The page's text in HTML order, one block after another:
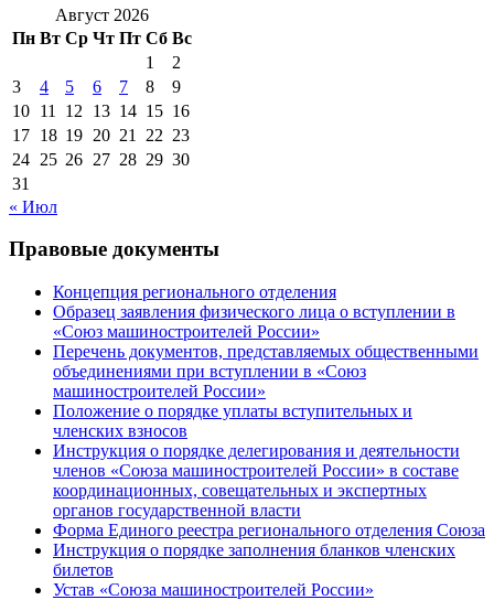
Август 2026
Пн Вт Ср Чт Пт Сб Вс
1
2
3
4 5 6 7 8
9
10 11 12 13 14 15 16
17 18 19 20 21 22 23
24 25 26 27 28 29 30
31
« Июл
Правовые документы
Концепция регионального отделения
Образец заявления физического лица о вступлении в
«Союз машиностроителей России»
Перечень документов, представляемых общественными
объединениями при вступлении в «Союз
машиностроителей России»
Положение о порядке уплаты вступительных и
членских взносов
Инструкция о порядке делегирования и деятельности
членов «Союза машиностроителей России» в составе
координационных, совещательных и экспертных
органов государственной власти
Форма Единого реестра регионального отделения Союза
Инструкция о порядке заполнения бланков членских
билетов
Устав «Союза машиностроителей России»